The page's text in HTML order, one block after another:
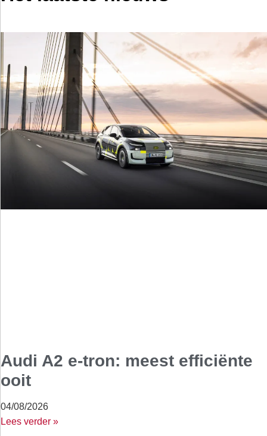
Audi A2 e-tron: meest efficiënte
ooit
04/08/2026
Lees verder »